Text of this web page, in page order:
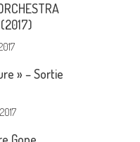
» – Sortie